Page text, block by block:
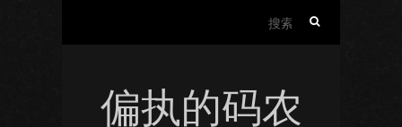
偏执的码农